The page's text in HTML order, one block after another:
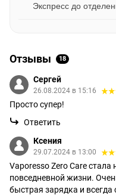
Экспресс до
Отзывы 18
Сергей
26.08.2024 в 15:16
Просто супер!
Ответить
Ксения
29.07.2024 в 13:00
Vaporesso Zero Care
повседневной жизни.
быстрая зарядка и